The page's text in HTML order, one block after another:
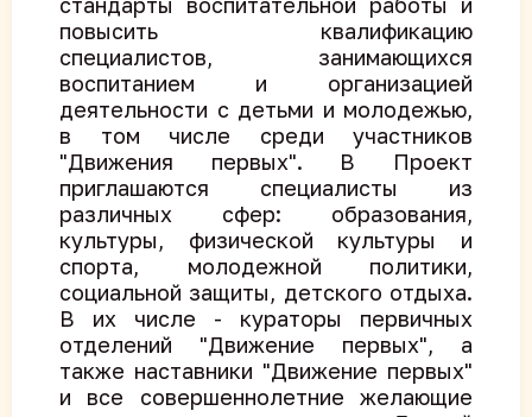
повысить квалификацию
специалистов, занимающихся
воспитанием и организацией
деятельности с детьми и молодежью,
в том числе среди участников
"Движения первых". В Проект
приглашаются специалисты из
различных сфер: образования,
культуры, физической культуры и
спорта, молодежной политики,
социальной защиты, детского отдыха.
В их числе - кураторы первичных
отделений "Движение первых", а
также наставники "Движение первых"
и все совершеннолетние желающие